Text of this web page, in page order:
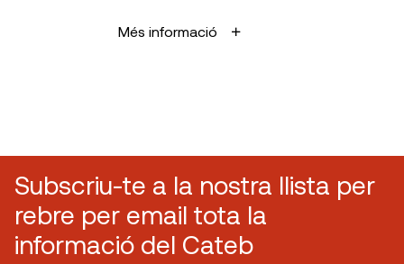
Més informació
Subscriu-te a la nostra llista per
rebre per email tota la
informació del Cateb